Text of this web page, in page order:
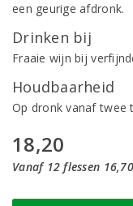
een geurige afdronk.
Drinken bij
Fraaie wijn bij
Houdbaarheid
Op dronk vanaf twee
18,20
Vanaf 12 flessen